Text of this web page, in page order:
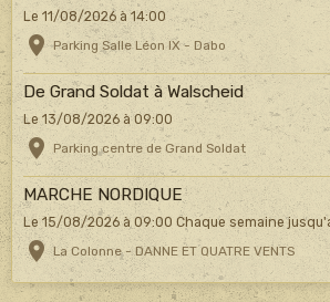
Le 11/08/2026 à 14:00
Parking Salle Léon IX - Dabo
De Grand Soldat à Walscheid
Le 13/08/2026 à 09:00
Parking centre de Grand Soldat
MARCHE NORDIQUE
Le 15/08/2026 à 09:00 Chaque semaine
La Colonne - DANNE ET QUATRE VENTS